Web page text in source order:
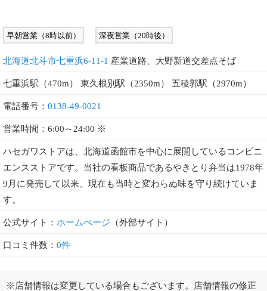
早朝営業（8時以前） 深夜営業（20時後）
北海道北斗市七重浜6-11-1 産業道路、大野新道交差点そば
七重浜駅（470m） 東久根別駅（2350m） 五稜郭駅（2970m）
電話番号： 0138-49-0021
営業時間：6:00～24:00 ※
ハセガワストアは、北海道函館市を中心に展開しているコンビニ
エンスストアです。当社の看板商品であるやきとり弁当は1978年
9月に発売して以来、現在も当時と変わらぬ味を守り続けていま
す。
公式サイト： ホームぺージ （外部サイト）
口コミ件数： 0件
※店舗情報は変更している場合もございます。店舗情報の修正